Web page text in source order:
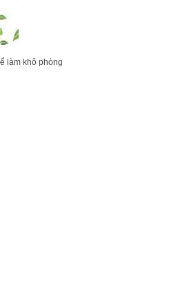
làm khô phòng